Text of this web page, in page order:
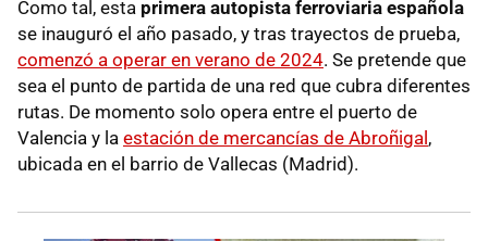
Como tal, esta primera autopista ferroviaria española
se inauguró el año pasado, y tras trayectos de prueba,
comenzó a operar en verano de 2024. Se pretende que
sea el punto de partida de una red que cubra diferentes
rutas. De momento solo opera entre el puerto de
Valencia y la estación de mercancías de Abroñigal,
ubicada en el barrio de Vallecas (Madrid).